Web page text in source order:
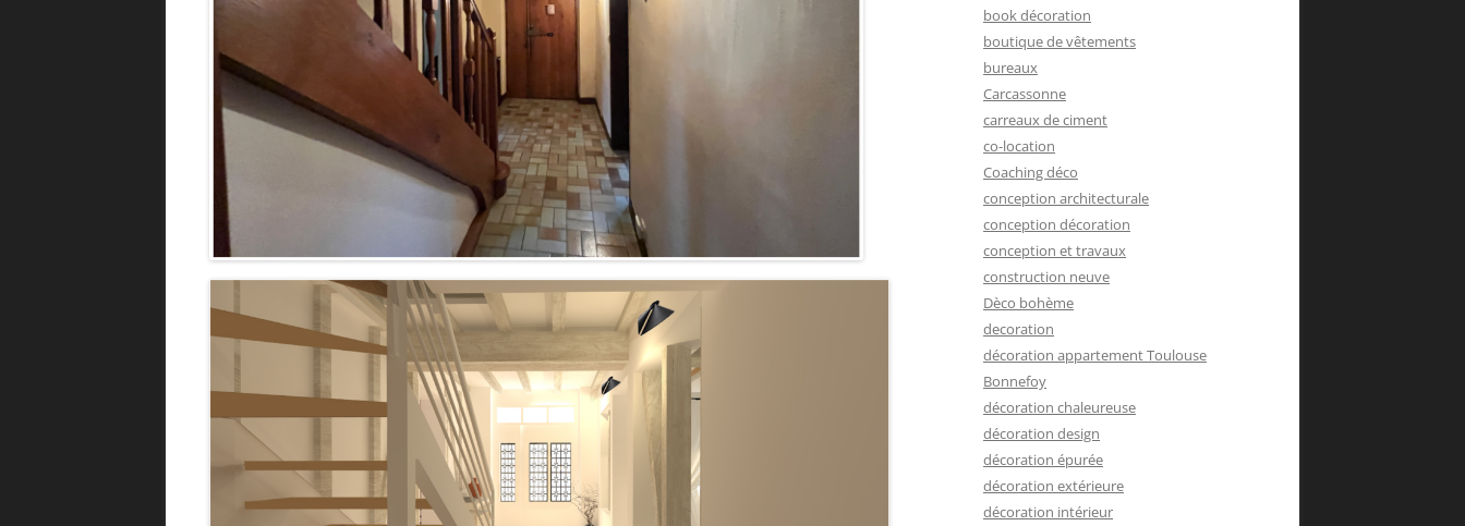
book décoration
boutique de vêtements
bureaux
Carcassonne
carreaux de ciment
co-location
Coaching déco
conception architecturale
conception décoration
conception et travaux
construction neuve
Dèco bohème
decoration
décoration appartement Toulouse
Bonnefoy
décoration chaleureuse
décoration design
décoration épurée
décoration extérieure
décoration intérieur